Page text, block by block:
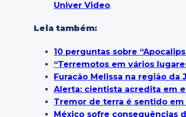
Univer Video.
Leia também:
10 perguntas sobre
“Terremotos em vários
Furacão Melissa na região da
Alerta: cientista acredita em
Tremor de terra é sentido
México sofre consequências